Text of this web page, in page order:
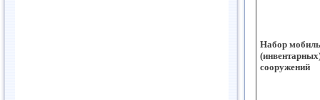
Набор
сооружений